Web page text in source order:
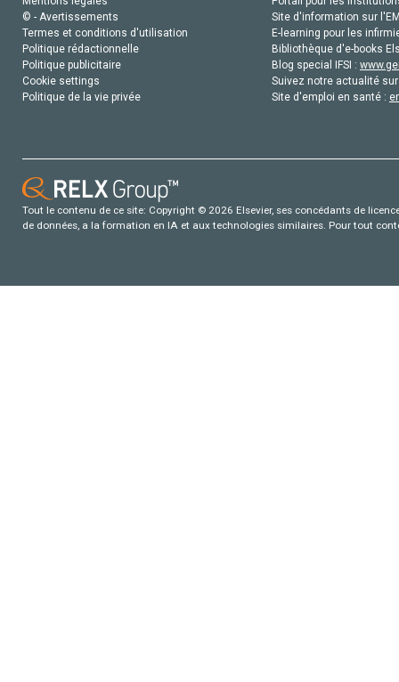
© - Avertissements
Termes et conditions d'utilisation
Politique rédactionnelle
Politique publicitaire
Cookie settings
Politique de la vie privée
Site d'information sur
E-learning pour les
Bibliothèque d'e-books
Blog special IFSI :
Suivez notre actualité
Site d'emploi en santé :
Tout le contenu de ce site: Copyright © 2026 Elsevier, ses concédants de
de données, a la formation en IA et aux technologies similaires. Pour tout